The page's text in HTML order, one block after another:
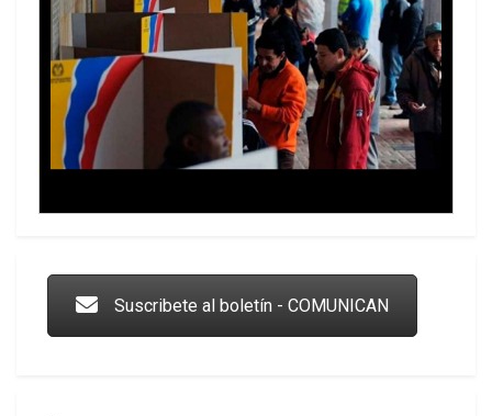
Suscribete al boletín - COMUNICAN